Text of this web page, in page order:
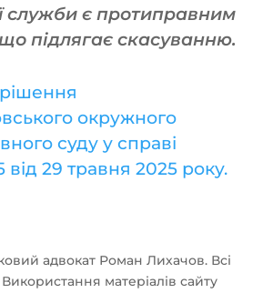
служби є протиправним
підлягає скасуванню.
окружного
суду у справі
29 травня 2025 року.
адвокат Роман Лихачов. Всі
матеріалів сайту